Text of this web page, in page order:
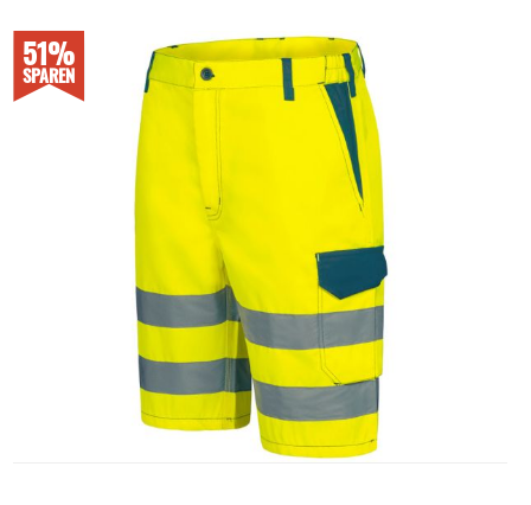
51%
SPAREN